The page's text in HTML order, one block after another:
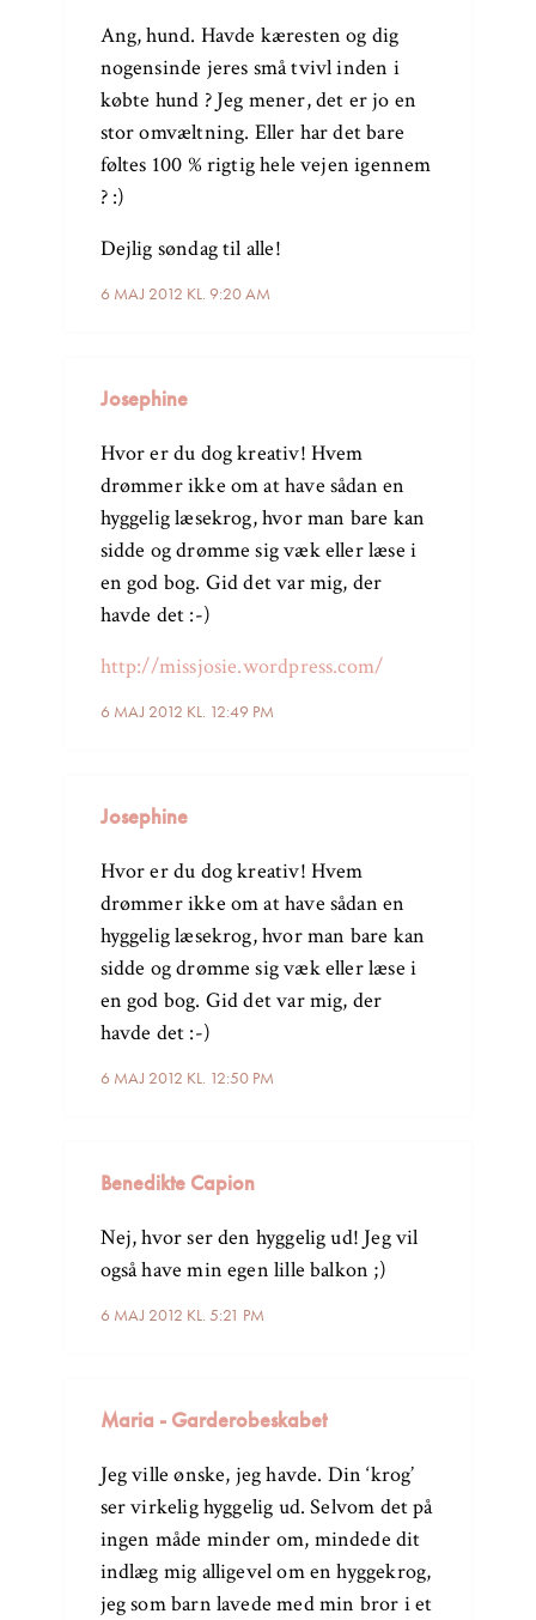
6 MAJ 2012 KL. 9:20 AM
Ang, hund. Havde kæresten og dig
nogensinde jeres små tvivl inden i
købte hund ? Jeg mener, det er jo en
stor omvæltning. Eller har det bare
føltes 100 % rigtig hele vejen igennem
? :)
Dejlig søndag til alle!
Josephine
6 MAJ 2012 KL. 12:49 PM
Hvor er du dog kreativ! Hvem
drømmer ikke om at have sådan en
hyggelig læsekrog, hvor man bare kan
sidde og drømme sig væk eller læse i
en god bog. Gid det var mig, der
havde det :-)
http://missjosie.wordpress.com/
Josephine
6 MAJ 2012 KL. 12:50 PM
Hvor er du dog kreativ! Hvem
drømmer ikke om at have sådan en
hyggelig læsekrog, hvor man bare kan
sidde og drømme sig væk eller læse i
en god bog. Gid det var mig, der
havde det :-)
Benedikte Capion
6 MAJ 2012 KL. 5:21 PM
Nej, hvor ser den hyggelig ud! Jeg vil
også have min egen lille balkon ;)
Maria - Garderobeskabet
Jeg ville ønske, jeg havde. Din ‘krog’
ser virkelig hyggelig ud. Selvom det på
ingen måde minder om, mindede dit
indlæg mig alligevel om en hyggekrog,
jeg som barn lavede med min bror i et